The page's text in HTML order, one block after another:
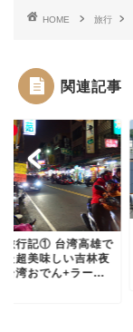
HOME 旅行
関連記事
旅行記① 台湾高雄で
た超美味しい吉林夜
台湾おでん+ラー...